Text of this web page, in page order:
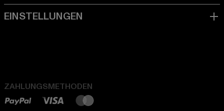
ZAHLUNGSMETHODEN